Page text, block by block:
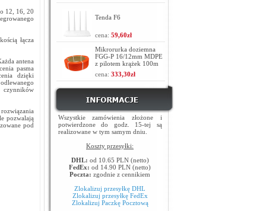
12, 16, 20
łącza
antena
pasma
dzięki
czynników
pozwalają
pod
Tenda F6
cena: 59,60zł
Mikrorurka doziemna
FGG-P 16/12mm MDPE
z pilotem krążek 100m
cena: 333,30zł
Wszystkie zamówienia złożone i
potwierdzone do godz. 15-tej są
realizowane w tym samym dniu.
Koszty przesyłki:
DHL: od 10.65 PLN (netto)
FedEx: od 14.90 PLN (netto)
Poczta: zgodnie z cennikiem
Zlokalizuj przesyłkę DHL
Zlokalizuj przesyłkę FedEx
Zlokalizuj Paczkę Pocztową